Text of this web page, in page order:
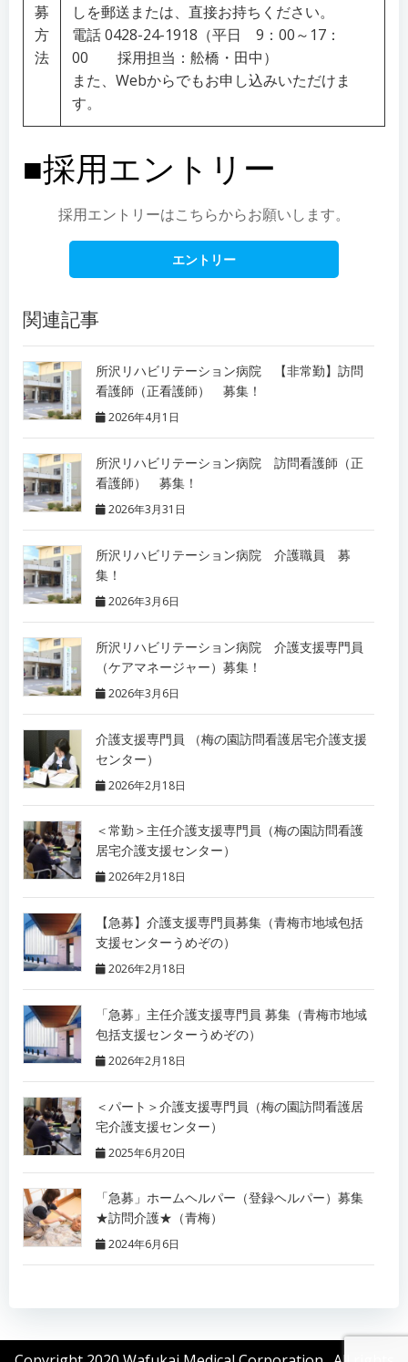
募
方
法
しを郵送または、直接お持ちください。
電話 0428-24-1918（平日 9：00～17：
00 採用担当：舩橋・田中）
また、Webからでもお申し込みいただけま
す。
■採用エントリー
採用エントリーはこちらからお願いします。
エントリー
関連記事
所沢リハビリテーション病院 【非常勤】訪問
看護師（正看護師） 募集！
2026年4月1日
所沢リハビリテーション病院 訪問看護師（正
看護師） 募集！
2026年3月31日
所沢リハビリテーション病院 介護職員 募
集！
2026年3月6日
所沢リハビリテーション病院 介護支援専門員
（ケアマネージャー）募集！
2026年3月6日
介護支援専門員 （梅の園訪問看護居宅介護支援
センター）
2026年2月18日
＜常勤＞主任介護支援専門員（梅の園訪問看護
居宅介護支援センター）
2026年2月18日
【急募】介護支援専門員募集（青梅市地域包括
支援センターうめぞの）
2026年2月18日
「急募」主任介護支援専門員 募集（青梅市地域
包括支援センターうめぞの）
2026年2月18日
＜パート＞介護支援専門員（梅の園訪問看護居
宅介護支援センター）
2025年6月20日
「急募」ホームヘルパー（登録ヘルパー）募集
★訪問介護★（青梅）
2024年6月6日